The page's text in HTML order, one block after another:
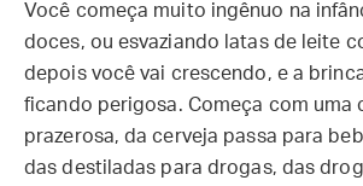
Você começa muito ingênuo na
doces, ou esvaziando latas de leite
depois você vai crescendo, e a
ficando perigosa. Começa com uma
prazerosa, da cerveja passa para
das destiladas para drogas, das